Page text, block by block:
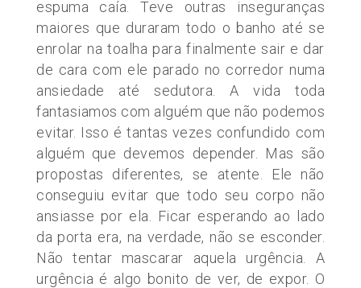
espuma caía. Teve outras inseguranças
maiores que duraram todo o banho até se
enrolar na toalha para finalmente sair e dar
de cara com ele parado no corredor numa
ansiedade até sedutora. A vida toda
fantasiamos com alguém que não podemos
evitar. Isso é tantas vezes confundido com
alguém que devemos depender. Mas são
propostas diferentes, se atente. Ele não
conseguiu evitar que todo seu corpo não
ansiasse por ela. Ficar esperando ao lado
da porta era, na verdade, não se esconder.
Não tentar mascarar aquela urgência. A
urgência é algo bonito de ver, de expor. O